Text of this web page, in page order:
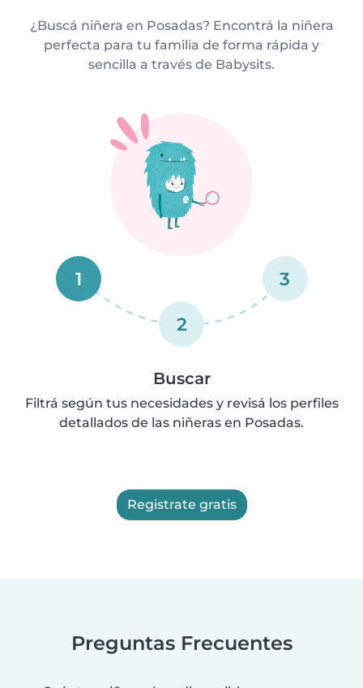
¿Buscá niñera en Posadas? Encontrá la niñera
perfecta para tu familia de forma rápida y
sencilla a través de Babysits.
1
2
3
Buscar
Filtrá según tus necesidades y revisá los perfiles
detallados de las niñeras en Posadas.
Registrate gratis
Preguntas Frecuentes